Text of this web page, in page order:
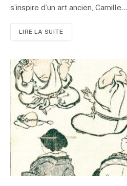
s’inspire d’un art ancien, Camille…
LIRE LA SUITE